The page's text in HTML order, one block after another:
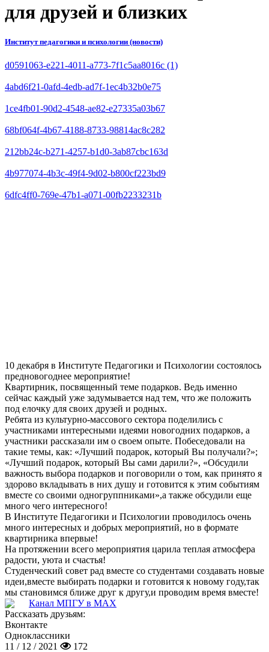
для друзей и близких
Институт педагогики и психологии (новости)
d0591063-e221-4011-a773-7f1c5aa8016c (1)
4abd6f21-0afd-4edb-ad7f-1ec4b32b0e75
1ce4fb01-90d2-4548-ae82-e27335a03b67
68bf064f-4b67-4188-8733-98814ac8c282
212bb24c-b271-4257-b1d0-3ab87cbc163d
4b977074-4b3c-49f4-9d02-b800cf223bd9
6dfc4ff0-769e-47b1-a071-00fb2233231b
10 декабря в Институте Педагогики и Психологии состоялось
предновогоднее мероприятие!
Квартирник, посвященный теме подарков. Ведь именно
сейчас каждый уже задумывается над тем, что же положить
под елочку для своих друзей и родных.
Ребята из культурно-массового сектора поделились с
участниками интересными идеями новогодних подарков, а
участники рассказали им о своем опыте. Побеседовали на
такие темы, как: «Лучший подарок, который Вы получали?»;
«Лучший подарок, который Вы сами дарили?», «Обсудили
важность выбора подарков и поговорили о том, как принято я
здорово вкладывать в них душу и готовится к этим событиям
вместе со своими одногруппниками»,а также обсудили еще
много чего интересного!
В Институте Педагогики и Психологии проводилось очень
много интересных и добрых мероприятий, но в формате
квартирника впервые!
На протяжении всего мероприятия царила теплая атмосфера
радости, уюта и счастья!
Студенческий совет рад вместе со студентами создавать новые
идеи,вместе выбирать подарки и готовится к новому году,так
мы становимся ближе друг к другу,и проводим время вместе!
Канал МПГУ в MAX
Рассказать друзьям:
Вконтакте
Одноклассники
11 / 12 / 2021
172